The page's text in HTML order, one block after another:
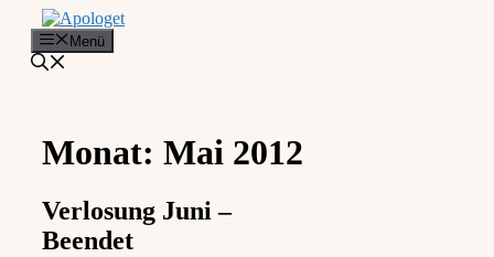
Inhalt
springen
Menü
Monat: Mai 2012
Verlosung Juni –
Beendet